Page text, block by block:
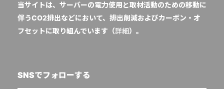
当サイトは、サーバーの電力使用と取材活動のための移動に
伴うCO2排出などにおいて、排出削減およびカーボン・オ
フセットに取り組んでいます（詳細）。
SNSでフォローする